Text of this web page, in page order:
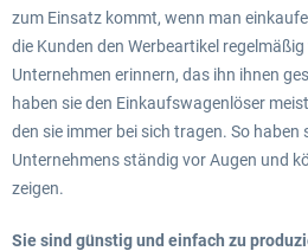
zum Einsatz kommt, wenn man
die Kunden den Werbeartikel
Unternehmen erinnern, das ihn ihnen
haben sie den Einkaufswagenlöser
den sie immer bei sich tragen. So haben
Unternehmens ständig vor Augen und
zeigen.
Sie sind günstig und einfach zu